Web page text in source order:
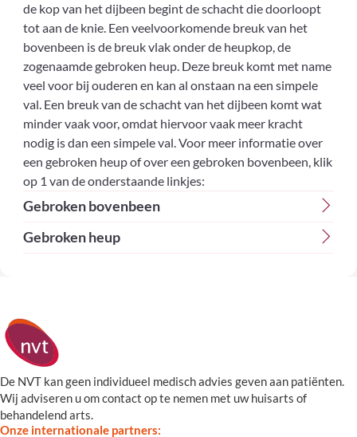
de kop van het dijbeen begint de schacht die doorloopt
tot aan de knie. Een veelvoorkomende breuk van het
bovenbeen is de breuk vlak onder de heupkop, de
zogenaamde gebroken heup. Deze breuk komt met name
veel voor bij ouderen en kan al onstaan na een simpele
val. Een breuk van de schacht van het dijbeen komt wat
minder vaak voor, omdat hiervoor vaak meer kracht
nodig is dan een simpele val. Voor meer informatie over
een gebroken heup of over een gebroken bovenbeen, klik
op 1 van de onderstaande linkjes:
Gebroken bovenbeen
Gebroken heup
De NVT kan geen individueel medisch advies geven aan patiënten.
Wij adviseren u om contact op te nemen met uw huisarts of
behandelend arts.
Onze internationale partners: